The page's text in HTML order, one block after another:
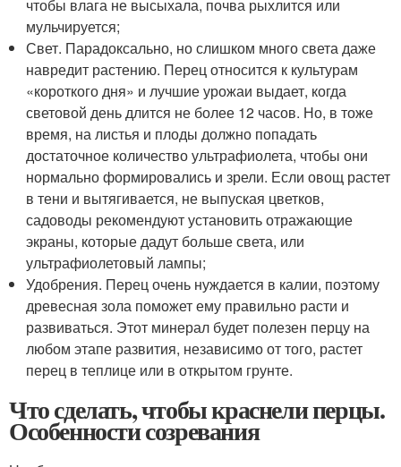
чтобы влага не высыхала, почва рыхлится или
мульчируется;
Свет. Парадоксально, но слишком много света даже
навредит растению. Перец относится к культурам
«короткого дня» и лучшие урожаи выдает, когда
световой день длится не более 12 часов. Но, в тоже
время, на листья и плоды должно попадать
достаточное количество ультрафиолета, чтобы они
нормально формировались и зрели. Если овощ растет
в тени и вытягивается, не выпуская цветков,
садоводы рекомендуют установить отражающие
экраны, которые дадут больше света, или
ультрафиолетовый лампы;
Удобрения. Перец очень нуждается в калии, поэтому
древесная зола поможет ему правильно расти и
развиваться. Этот минерал будет полезен перцу на
любом этапе развития, независимо от того, растет
перец в теплице или в открытом грунте.
Что сделать, чтобы краснели перцы.
Особенности созревания